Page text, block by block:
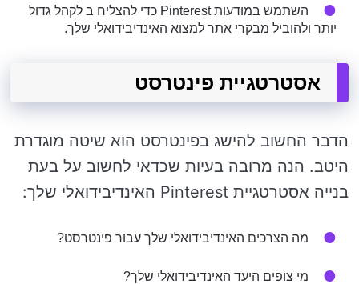
השתמש במודעות Pinterest כדי להצליח ב לקהל גדול
יותר ולהוביל מבקרי אתר למצוא האינדיבידואלי שלך.
אסטרטגיית פינטרסט
הדבר החשוב להישג בפינטרסט הוא שיטה מוגדרת
היטב. הנה מרובה בעיות שכדאי לחשוב על בעת ​​
בנייה אסטרטגיית Pinterest האינדיבידואלי שלך:
מה הצרכים האינדיבידואלי שלך עבור פינטרסט?
מי צופים היעד האינדיבידואלי שלך?